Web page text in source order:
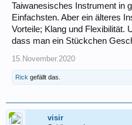
Taiwanesisches Instrument in
Einfachsten. Aber ein älteres
Vorteile; Klang und Flexibilität.
dass man ein Stückchen
15.November.2020
Rick gefällt das.
visir